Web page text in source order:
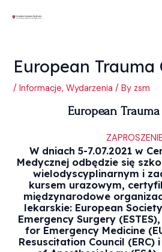
European
/Informacje,Wydarzenia / By zsm
European
W dniach 5-7.07.2021 w
Medycznej odbędzie się
wielodyscyplinarnym i
kursem urazowym,
międzynarodowe
lekarskie: European
Emergency Surgery
for Emergency Medicine
Resuscitation Council (ERC)
navigation